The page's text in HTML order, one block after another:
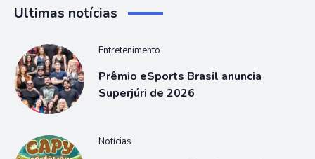
Ultimas notícias
Entretenimento
Prêmio eSports Brasil anuncia
Superjúri de 2026
Notícias